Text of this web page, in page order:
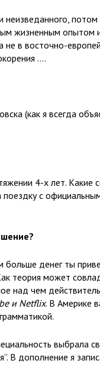
потом
жизненным опытом
в восточно-
….
(как я всегда
4-х лет. Какие
с
денег ты
теория может
над чем
и Netflix. В Америке
выбрала
дополнение я